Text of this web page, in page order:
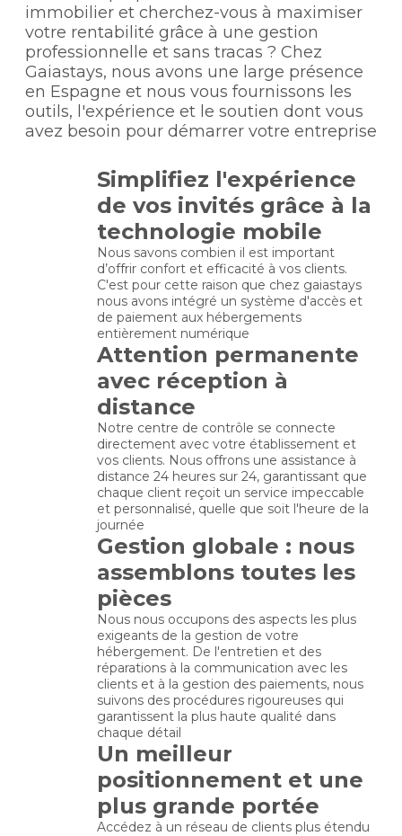
immobilier et cherchez-vous à maximiser
votre rentabilité grâce à une gestion
professionnelle et sans tracas ? Chez
Gaiastays, nous avons une large présence
en Espagne et nous vous fournissons les
outils, l'expérience et le soutien dont vous
avez besoin pour démarrer votre entreprise
Simplifiez l'expérience
de vos invités grâce à la
technologie mobile
Nous savons combien il est important
d’offrir confort et efficacité à vos clients.
C'est pour cette raison que chez gaiastays
nous avons intégré un système d'accès et
de paiement aux hébergements
entièrement numérique
Attention permanente
avec réception à
distance
Notre centre de contrôle se connecte
directement avec votre établissement et
vos clients. Nous offrons une assistance à
distance 24 heures sur 24, garantissant que
chaque client reçoit un service impeccable
et personnalisé, quelle que soit l'heure de la
journée
Gestion globale : nous
assemblons toutes les
pièces
Nous nous occupons des aspects les plus
exigeants de la gestion de votre
hébergement. De l'entretien et des
réparations à la communication avec les
clients et à la gestion des paiements, nous
suivons des procédures rigoureuses qui
garantissent la plus haute qualité dans
chaque détail
Un meilleur
positionnement et une
plus grande portée
Accédez à un réseau de clients plus étendu